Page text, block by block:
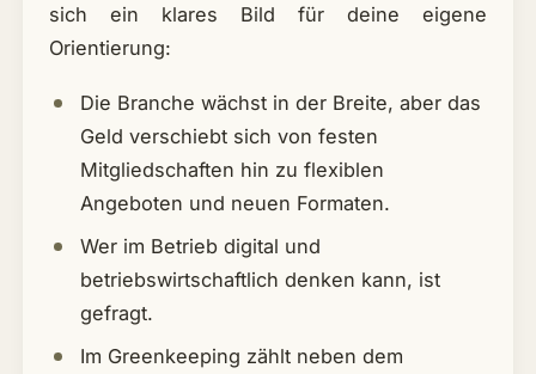
sich ein klares Bild für deine eigene
Orientierung:
Die Branche wächst in der Breite, aber das
Geld verschiebt sich von festen
Mitgliedschaften hin zu flexiblen
Angeboten und neuen Formaten.
Wer im Betrieb digital und
betriebswirtschaftlich denken kann, ist
gefragt.
Im Greenkeeping zählt neben dem